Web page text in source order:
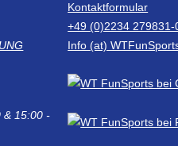
& 15:00 -
Kontaktformular
+49 (0)2234 279831-
Info (at)